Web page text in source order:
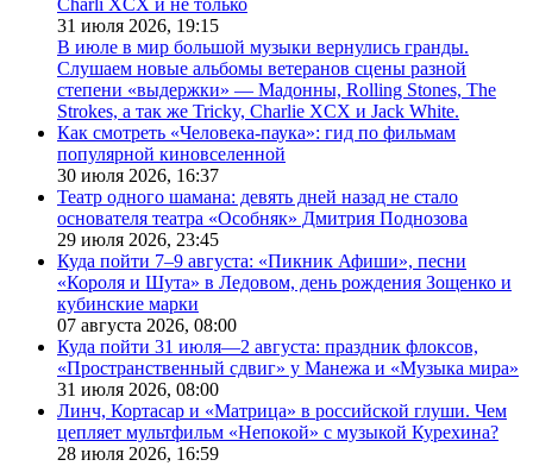
Charli XCX и не только
31 июля 2026, 19:15
В июле в мир большой музыки вернулись гранды.
Слушаем новые альбомы ветеранов сцены разной
степени «выдержки» — Мадонны, Rolling Stones, The
Strokes, а так же Tricky, Charlie XCX и Jack White.
Как смотреть «Человека-паука»: гид по фильмам
популярной киновселенной
30 июля 2026, 16:37
Театр одного шамана: девять дней назад не стало
основателя театра «Особняк» Дмитрия Поднозова
29 июля 2026, 23:45
Куда пойти 7–9 августа: «Пикник Афиши», песни
«Короля и Шута» в Ледовом, день рождения Зощенко и
кубинские марки
07 августа 2026, 08:00
Куда пойти 31 июля—2 августа: праздник флоксов,
«Пространственный сдвиг» у Манежа и «Музыка мира»
31 июля 2026, 08:00
Линч, Кортасар и «Матрица» в российской глуши. Чем
цепляет мультфильм «Непокой» с музыкой Курехина?
28 июля 2026, 16:59